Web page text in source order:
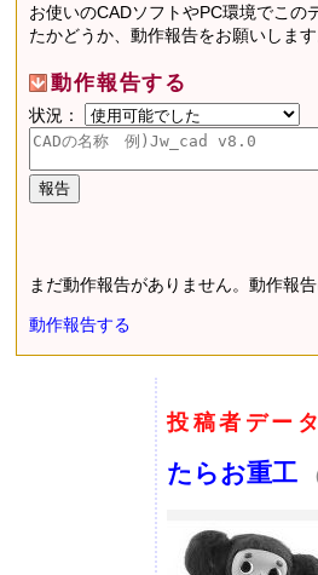
お使いのCADソフトやPC環境でこの
たかどうか、動作報告をお願いします
動作報告する
状況：
まだ動作報告がありません。動作報告
動作報告する
投稿者データ
たらお重工